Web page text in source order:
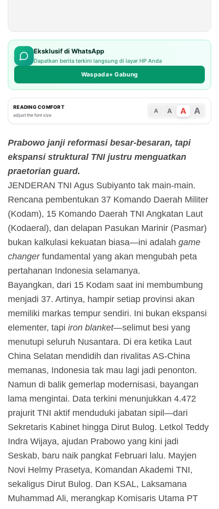
Eksklusif di WhatsApp
Dapatkan berita terkini langsung di layar HP Anda
Waspada+ Gabung
READING COMFORT
adjust the font size
A A A A
Prabowo janji reformasi besar-besaran, tapi
ekspansi struktural TNI justru menguatkan
praetorian guard.
JENDERAN TNI Agus Subiyanto tak main-main.
Rencana pembentukan 37 Komando Daerah Militer
(Kodam), 15 Komando Daerah TNI Angkatan Laut
(Kodaeral), dan delapan Pasukan Marinir (Pasmar)
bukan kalkulasi kekuatan biasa—ini adalah game
changerfundamental yang akan mengubah peta
pertahanan Indonesia selamanya.
Bayangkan, dari 15 Kodam saat ini membumbung
menjadi 37. Artinya, hampir setiap provinsi akan
memiliki markas tempur sendiri. Ini bukan ekspansi
elementer, tapi iron blanket—selimut besi yang
menutupi seluruh Nusantara. Di era ketika Laut
China Selatan mendidih dan rivalitas AS-China
memanas, Indonesia tak mau lagi jadi penonton.
Namun di balik gemerlap modernisasi, bayangan
lama mengintai. Data terkini menunjukkan 4.472
prajurit TNI aktif menduduki jabatan sipil—dari
Sekretaris Kabinet hingga Dirut Bulog. Letkol Teddy
Indra Wijaya, ajudan Prabowo yang kini jadi
Seskab, baru naik pangkat Februari lalu. Mayjen
Novi Helmy Prasetya, Komandan Akademi TNI,
sekaligus Dirut Bulog. Dan KSAL, Laksamana
Muhammad Ali, merangkap Komisaris Utama PT